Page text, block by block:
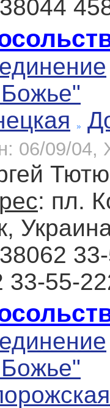
06/09/04,
: пл.
33-55-